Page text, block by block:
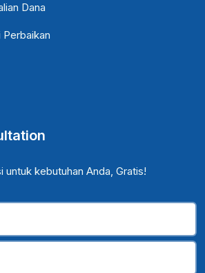
Dana
Perbaikan
untuk kebutuhan Anda, Gratis!